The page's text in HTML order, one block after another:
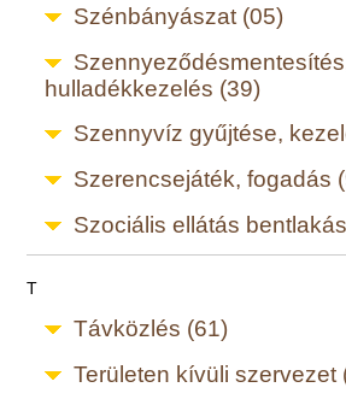
Szénbányászat (05)
hulladékkezelés (39)
Szennyvíz gyűjtése,
Szerencsejáték, fogadás
Szociális ellátás
T
Távközlés (61)
Területen kívüli szervezet